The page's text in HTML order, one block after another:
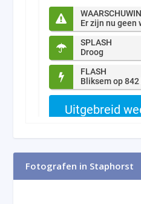
Fotografen in Staphorst